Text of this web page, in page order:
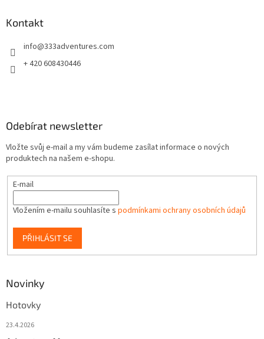
Kontakt
info@333adventures.com
+ 420 608430446
Odebírat newsletter
Vložte svůj e-mail a my vám budeme zasílat informace o nových
produktech na našem e-shopu.
E-mail
Vložením e-mailu souhlasíte s podmínkami ochrany osobních údajů
PŘIHLÁSIT SE
Novinky
Hotovky
23.4.2026